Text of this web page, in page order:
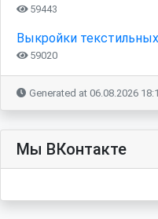
59443
Выкройки
59020
Generated at 06.08.2026
Мы ВКонтакте